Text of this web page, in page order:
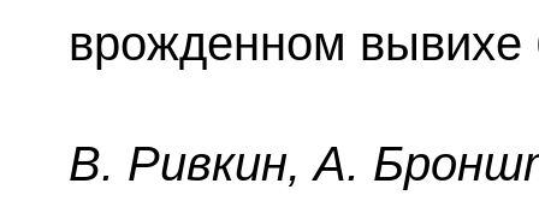
врожденном вывихе
B. Pивкин, A.